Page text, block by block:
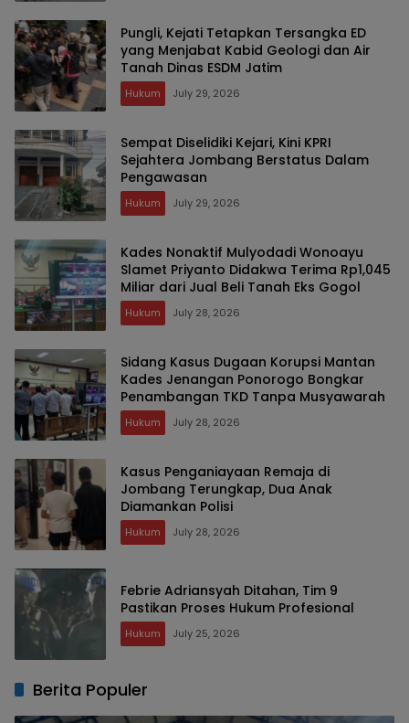
Pungli, Kejati Tetapkan Tersangka ED
yang Menjabat Kabid Geologi dan Air
Tanah Dinas ESDM Jatim
Hukum July 29, 2026
Sempat Diselidiki Kejari, Kini KPRI
Sejahtera Jombang Berstatus Dalam
Pengawasan
Hukum July 29, 2026
Kades Nonaktif Mulyodadi Wonoayu
Slamet Priyanto Didakwa Terima Rp1,045
Miliar dari Jual Beli Tanah Eks Gogol
Hukum July 28, 2026
Sidang Kasus Dugaan Korupsi Mantan
Kades Jenangan Ponorogo Bongkar
Penambangan TKD Tanpa Musyawarah
Hukum July 28, 2026
Kasus Penganiayaan Remaja di
Jombang Terungkap, Dua Anak
Diamankan Polisi
Hukum July 28, 2026
Febrie Adriansyah Ditahan, Tim 9
Pastikan Proses Hukum Profesional
Hukum July 25, 2026
Berita Populer